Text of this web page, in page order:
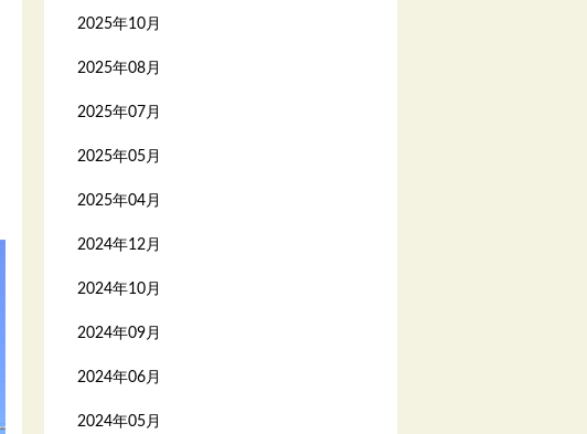
2025年10月
2025年08月
2025年07月
2025年05月
2025年04月
2024年12月
2024年10月
2024年09月
2024年06月
2024年05月